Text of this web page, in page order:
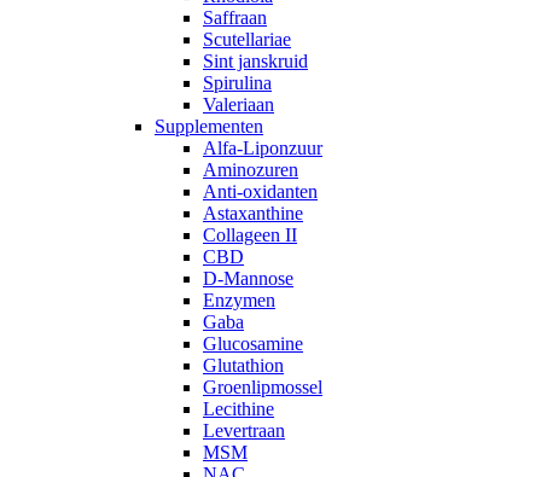
Saffraan
Scutellariae
Sint janskruid
Spirulina
Valeriaan
Supplementen
Alfa-Liponzuur
Aminozuren
Anti-oxidanten
Astaxanthine
Collageen II
CBD
D-Mannose
Enzymen
Gaba
Glucosamine
Glutathion
Groenlipmossel
Lecithine
Levertraan
MSM